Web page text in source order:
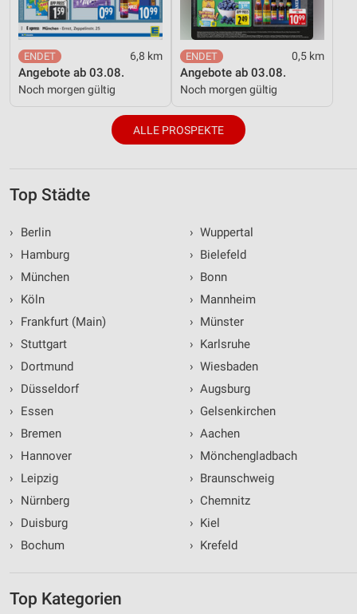
6,8 km
Angebote ab 03.08.
Noch morgen gültig
0,5 km
Angebote ab 03.08.
Noch morgen gültig
ALLE PROSPEKTE
Top Städte
›
Berlin
›
Hamburg
›
München
›
Köln
›
Frankfurt (Main)
› Stuttgart
›
Dortmund
›
Düsseldorf
›
Essen
›
Bremen
›
Hannover
›
Leipzig
›
Nürnberg
›
Duisburg
›
Bochum
› Wuppertal
› Bielefeld
› Bonn
› Mannheim
› Münster
› Karlsruhe
› Wiesbaden
› Augsburg
› Gelsenkirchen
› Aachen
› Mönchengladbach
› Braunschweig
› Chemnitz
› Kiel
› Krefeld
Top Kategorien